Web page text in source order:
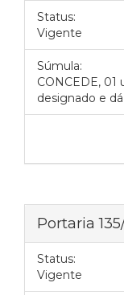
Status:
Vigente
Súmula:
CONCEDE, 01
designado e
Portaria
Status:
Vigente